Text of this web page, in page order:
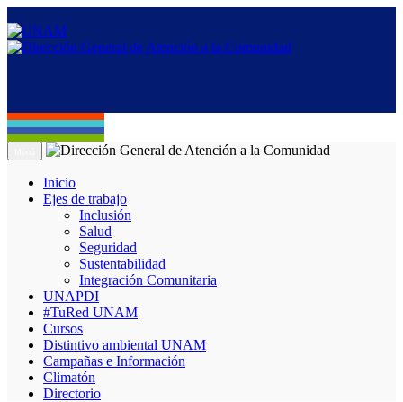
Inicio
Ejes de trabajo
Inclusión
Salud
Seguridad
Sustentabilidad
Integración Comunitaria
UNAPDI
#TuRed UNAM
Cursos
Distintivo ambiental UNAM
Campañas e Información
Climatón
Directorio